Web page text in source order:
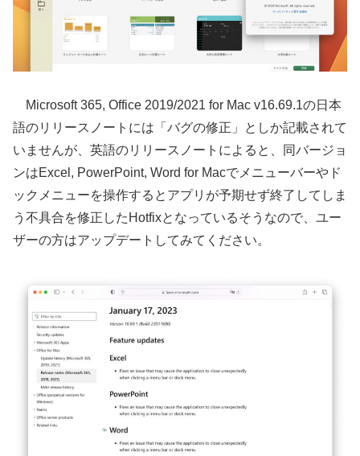
Microsoft 365, Office 2019/2021 for Mac v16.69.1の日本
語のリリースノートには「バグの修正」としか記載されて
いませんが、英語のリリースノートによると、同バージョ
ンはExcel, PowerPoint, Word for Macでメニューバーやド
ックメニューを操作するとアプリが予期せず終了してしま
う不具合を修正したHotfixとなっているそうなので、ユー
ザーの方はアップデートしてみてください。